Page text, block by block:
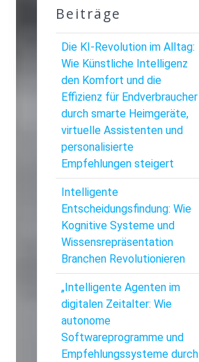
Beiträge
Die KI-Revolution im Alltag:
Wie Künstliche Intelligenz
den Komfort und die
Effizienz für Endverbraucher
durch smarte Heimgeräte,
virtuelle Assistenten und
personalisierte
Empfehlungen steigert
Intelligente
Entscheidungsfindung: Wie
Kognitive Systeme und
Wissensrepräsentation
Branchen Revolutionieren
„Intelligente Agenten im
digitalen Zeitalter: Wie
autonome
Softwareprogramme und
Empfehlungssysteme durch